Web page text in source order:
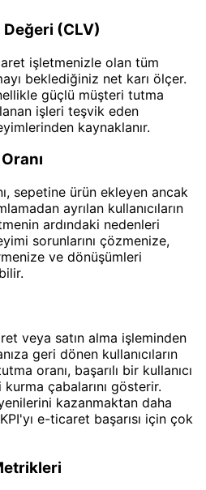
(CLV)
işletmenizle olan tüm
beklediğiniz net karı ölçer.
güçlü müşteri tutma
işleri teşvik eden
kaynaklanır.
sepetine ürün ekleyen ancak
ayrılan kullanıcıların
ardındaki nedenleri
sorunlarını çözmenize,
ve dönüşümleri
veya satın alma işleminden
geri dönen kullanıcıların
oranı, başarılı bir kullanıcı
çabalarını gösterir.
kazanmaktan daha
e-ticaret başarısı için çok